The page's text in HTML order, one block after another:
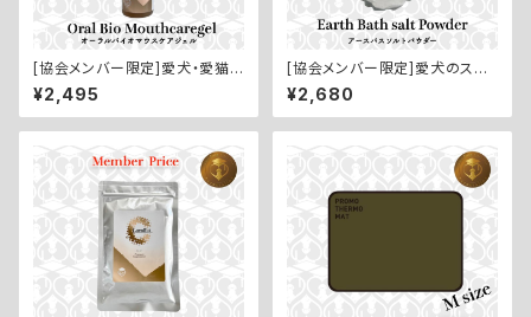
[協会メンバー限定]愛犬・愛猫
のデンタルケアの必需品！【Oral
Bio Mouthcaregel／オーラル
バイオマウスケアジェル：60g】
¥2,495
[協会メンバー限定]愛犬のスキ
ンケアに！タラソテラピー岩塩【E
ath Bath Salt Powder／アー
スバスソルトパウダー：１kg】
¥2,680